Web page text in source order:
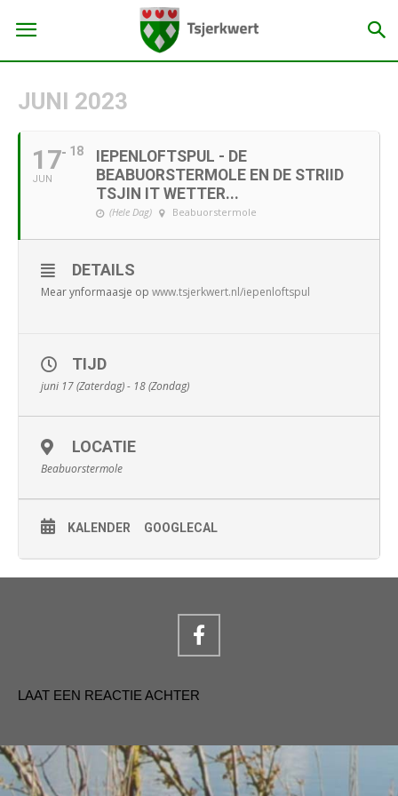
JUNI 2023
17
JUN
18
IEPENLOFTSPUL - DE
BEABUORSTERMOLE EN DE STRIID
TSJIN IT WETTER...
(Hele Dag) Beabuorstermole
DETAILS
Mear ynformaasje op www.tsjerkwert.nl/iepenloftspul
TIJD
juni 17 (Zaterdag) - 18 (Zondag)
LOCATIE
Beabuorstermole
KALENDER GOOGLECAL
LAAT EEN REACTIE ACHTER